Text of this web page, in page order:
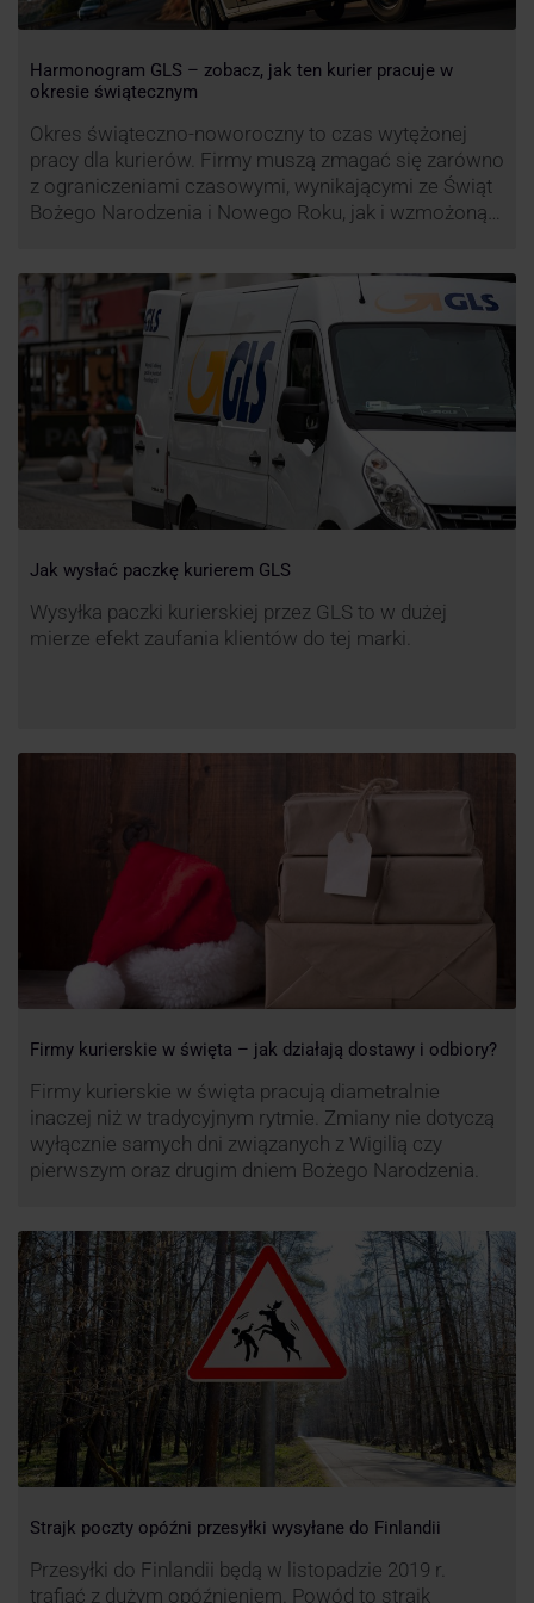
Harmonogram GLS – zobacz, jak ten kurier pracuje w
okresie świątecznym
Okres świąteczno-noworoczny to czas wytężonej
pracy dla kurierów. Firmy muszą zmagać się zarówno
z ograniczeniami czasowymi, wynikającymi ze Świąt
Bożego Narodzenia i Nowego Roku, jak i wzmożoną
firm. Zobacz harmonogram GLS na czas świąteczny!
Jak wysłać paczkę kurierem GLS
Wysyłka paczki kurierskiej przez GLS to w dużej
mierze efekt zaufania klientów do tej marki.
Firmy kurierskie w święta – jak działają dostawy i odbiory?
Firmy kurierskie w święta pracują diametralnie
inaczej niż w tradycyjnym rytmie. Zmiany nie dotyczą
wyłącznie samych dni związanych z Wigilią czy
pierwszym oraz drugim dniem Bożego Narodzenia.
Strajk poczty opóźni przesyłki wysyłane do Finlandii
Przesyłki do Finlandii będą w listopadzie 2019 r.
trafiać z dużym opóźnieniem. Powód to strajk